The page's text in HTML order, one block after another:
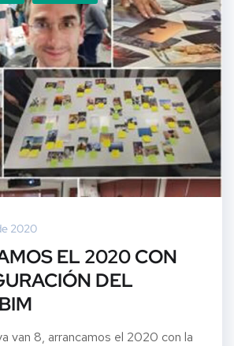
2020
EL 2020 CON
DEL
van 8, arrancamos el 2020 con la